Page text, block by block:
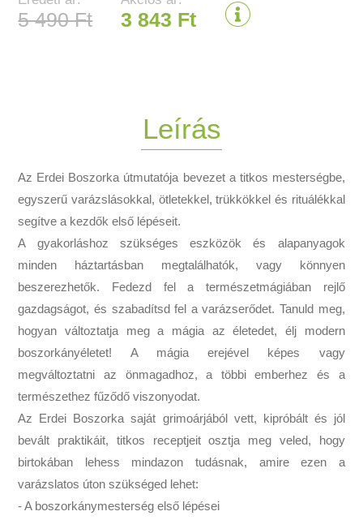
5 490 Ft 3 843 Ft
Leírás
Az Erdei Boszorka útmutatója bevezet a titkos mesterségbe,
egyszerű varázslásokkal, ötletekkel, trükkökkel és rituálékkal
segítve a kezdők első lépéseit.
A gyakorláshoz szükséges eszközök és alapanyagok
minden háztartásban megtalálhatók, vagy könnyen
beszerezhetők. Fedezd fel a természetmágiában rejlő
gazdagságot, és szabadítsd fel a varázserődet. Tanuld meg,
hogyan változtatja meg a mágia az életedet, élj modern
boszorkányéletet! A mágia erejével képes vagy
megváltoztatni az önmagadhoz, a többi emberhez és a
természethez fűződő viszonyodat.
Az Erdei Boszorka saját grimoárjából vett, kipróbált és jól
bevált praktikáit, titkos receptjeit osztja meg veled, hogy
birtokában lehess mindazon tudásnak, amire ezen a
varázslatos úton szükséged lehet:
- A boszorkánymesterség első lépései